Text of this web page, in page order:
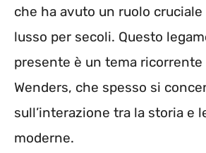
che ha avuto un ruolo
lusso per secoli. Questo
presente è un tema ricorrente
Wenders, che spesso si
sull’interazione tra la storia e
moderne.